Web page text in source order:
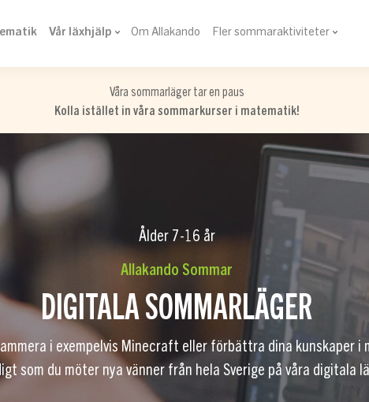
Vår läxhjälp Om Allakando Fler sommaraktiviteter
Våra sommarläger tar en paus
Kolla istället in våra sommarkurser i matematik!
Ålder 7-16 år
Allakando Sommar
DIGITALA SOMMARLÄGER
i exempelvis Minecraft eller förbättra dina kunskaper i
som du möter nya vänner från hela Sverige på våra digitala